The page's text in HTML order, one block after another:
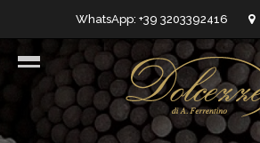
WhatsApp: +39 3203392416